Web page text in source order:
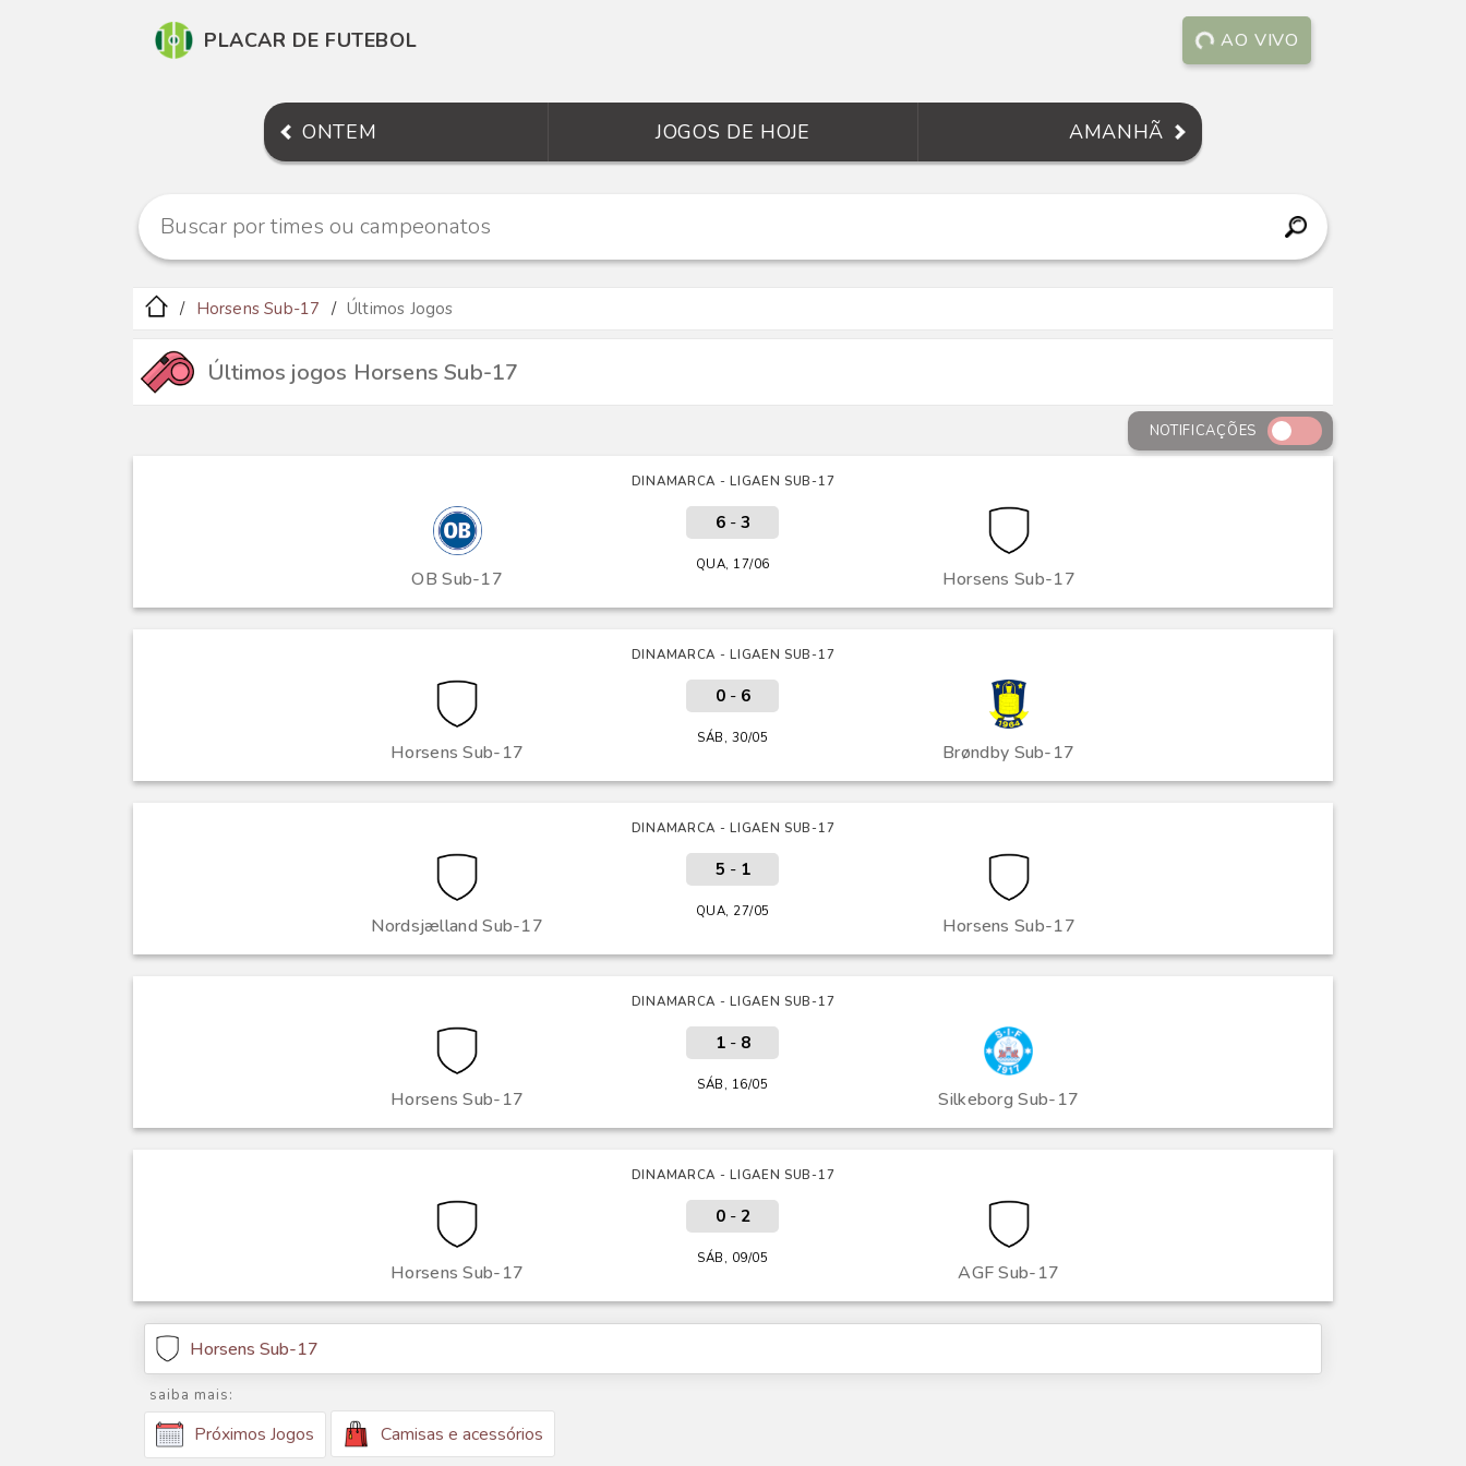
PLACAR DE FUTEBOL AO VIVO
ONTEM JOGOS DE HOJE AMANHÃ
Horsens Sub-17 Últimos Jogos
Últimos jogos Horsens Sub-17
NOTIFICAÇÕES
DINAMARCA - LIGAEN SUB-17
OB Sub-17 Horsens Sub-17
6- 3
QUA, 17/06
DINAMARCA - LIGAEN SUB-17
Horsens Sub-17 Brøndby Sub-17
0- 6
SÁB, 30/05
DINAMARCA - LIGAEN SUB-17
Nordsjælland Sub-17 Horsens Sub-17
5 - 1
QUA, 27/05
DINAMARCA - LIGAEN SUB-17
Horsens Sub-17 Silkeborg Sub-17
1- 8
SÁB, 16/05
DINAMARCA - LIGAEN SUB-17
Horsens Sub-17 AGF Sub-17
0- 2
SÁB, 09/05
Horsens Sub-17
saiba mais:
Próximos Jogos Camisas e acessórios